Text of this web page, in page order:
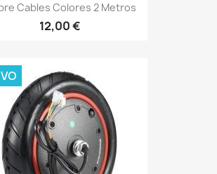
Cables Colores 2 Metros
12,00 €